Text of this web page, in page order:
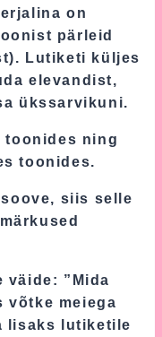
on
pärleid
Lutiketi küljes
elevandist,
ükssarvikuni.
ning
toonides.
siis selle
väide: ”Mida
võtke meiega
lisaks lutiketile